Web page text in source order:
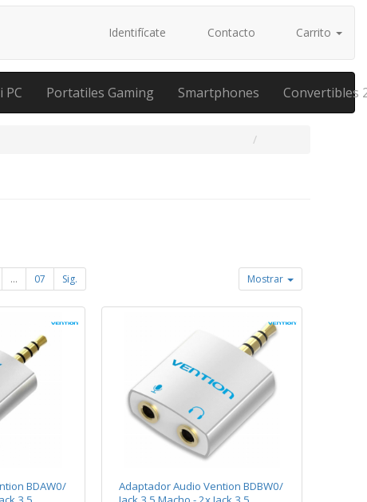
Identifícate Contacto Carrito
PC Portatiles Gaming Smartphones Convertibles
... 07 Sig. Mostrar
BDAW0/
Adaptador Audio Vention BDBW0/